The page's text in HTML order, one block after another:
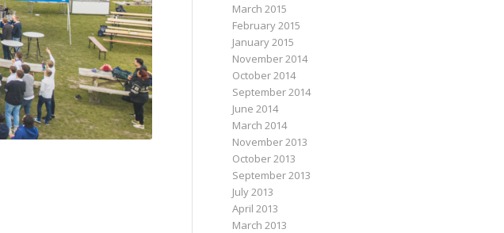
March 2015
February 2015
January 2015
November 2014
October 2014
September 2014
June 2014
March 2014
November 2013
October 2013
September 2013
July 2013
April 2013
March 2013